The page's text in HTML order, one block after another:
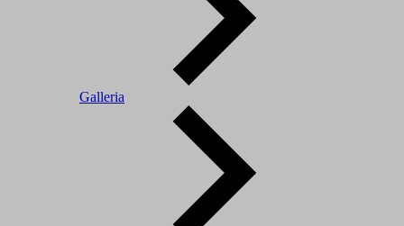
Galleria